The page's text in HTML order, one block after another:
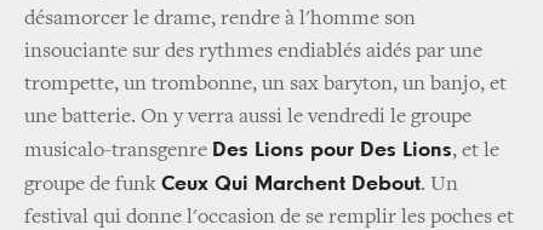
désamorcer le drame, rendre à l'homme son
insouciante sur des rythmes endiablés aidés par une
trompette, un trombonne, un sax baryton, un banjo, et
une batterie. On y verra aussi le vendredi le groupe
musicalo-transgenre Des Lions pour Des Lions, et le
groupe de funk Ceux Qui Marchent Debout. Un
festival qui donne l'occasion de se remplir les poches et